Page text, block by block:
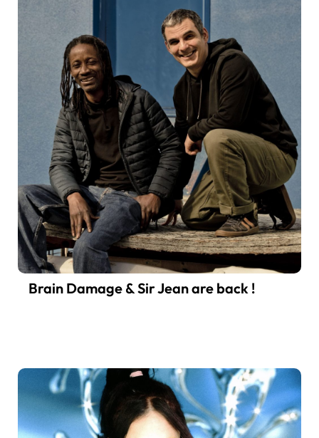
Brain Damage & Sir Jean are back !